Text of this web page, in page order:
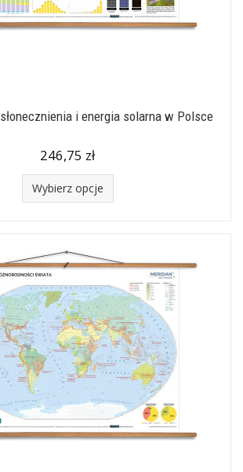
i energia solarna w Polsce
246,75 zł
Wybierz opcje